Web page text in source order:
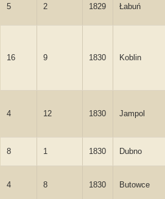
5 2 1829 Łabuń
16 9 1830 Koblin
4 12 1830 Jampol
8 1 1830 Dubno
4 8 1830 Butowce